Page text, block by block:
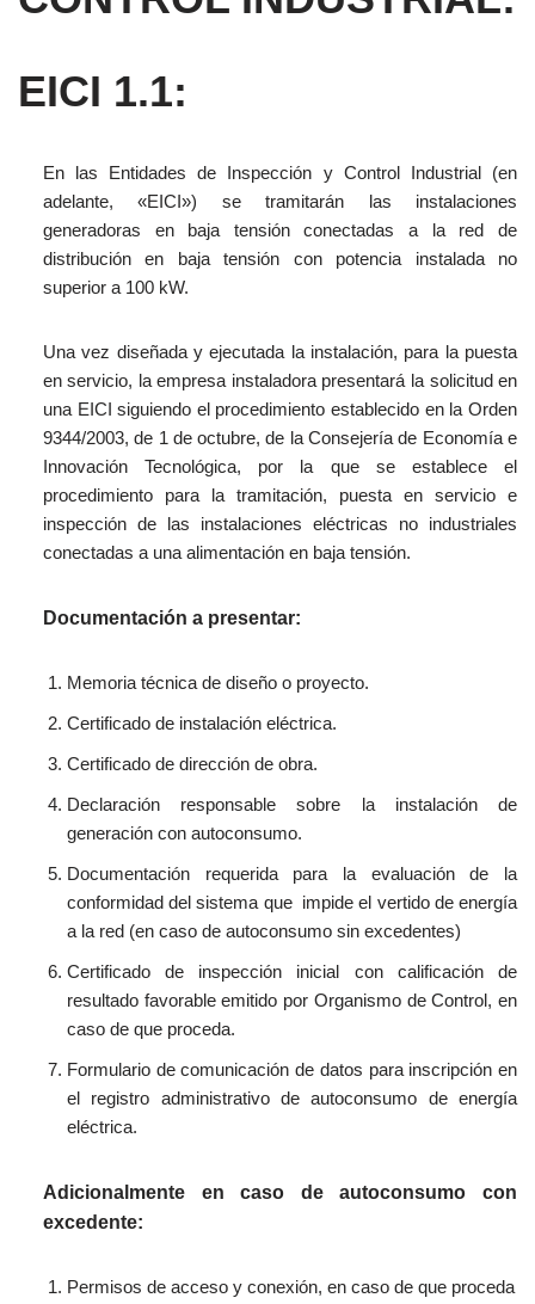
EICI 1.1:
En las Entidades de Inspección y Control Industrial (en
adelante,
«EICI») se tramitarán
las instalaciones
generadoras en baja tensión conectadas a la red de
distribución en baja tensión con potencia instalada no
superior a 100 kW.
Una vez diseñada y ejecutada la instalación, para la puesta
en servicio, la empresa instaladora presentará la solicitud en
una EICI siguiendo el procedimiento establecido en la Orden
9344/2003, de 1 de octubre, de la Consejería de Economía e
Innovación Tecnológica, por la que se establece el
procedimiento para la tramitación,
puesta en servicio e
inspección de las instalaciones eléctricas no industriales
conectadas a una alimentación en baja tensión.
Documentación a presentar:
Memoria técnica de diseñoo proyecto.
Certificado de instalación eléctrica.
Certificado de dirección de obra.
Declaración responsable
sobre la instalación de
generación con autoconsumo.
Documentación requerida para la
evaluación de la
conformidad del sistema que impide el vertido de energía
a la red (en caso de autoconsumo sin excedentes)
Certificado de inspección
inicial con calificación de
resultado favorable emitido por Organismo deControl, en
caso de que proceda.
Formulario de comunicación de datos para inscripción en
el registro administrativo de autoconsumo de energía
eléctrica.
Adicionalmente en caso de autoconsumo con
excedente:
Permisos de acceso y conexión, en caso de que proceda